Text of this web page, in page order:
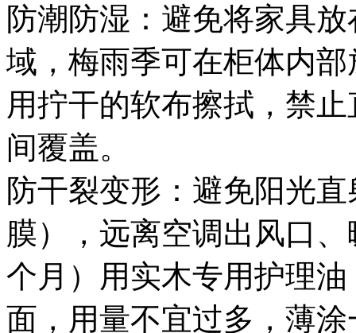
防潮防湿：避免将家具
域，梅雨季可在柜体内
用拧干的软布擦拭，禁
间覆盖。
防干裂变形：避免阳光
膜），远离空调出风口
个月）用实木专用护理
面，用量不宜过多，薄